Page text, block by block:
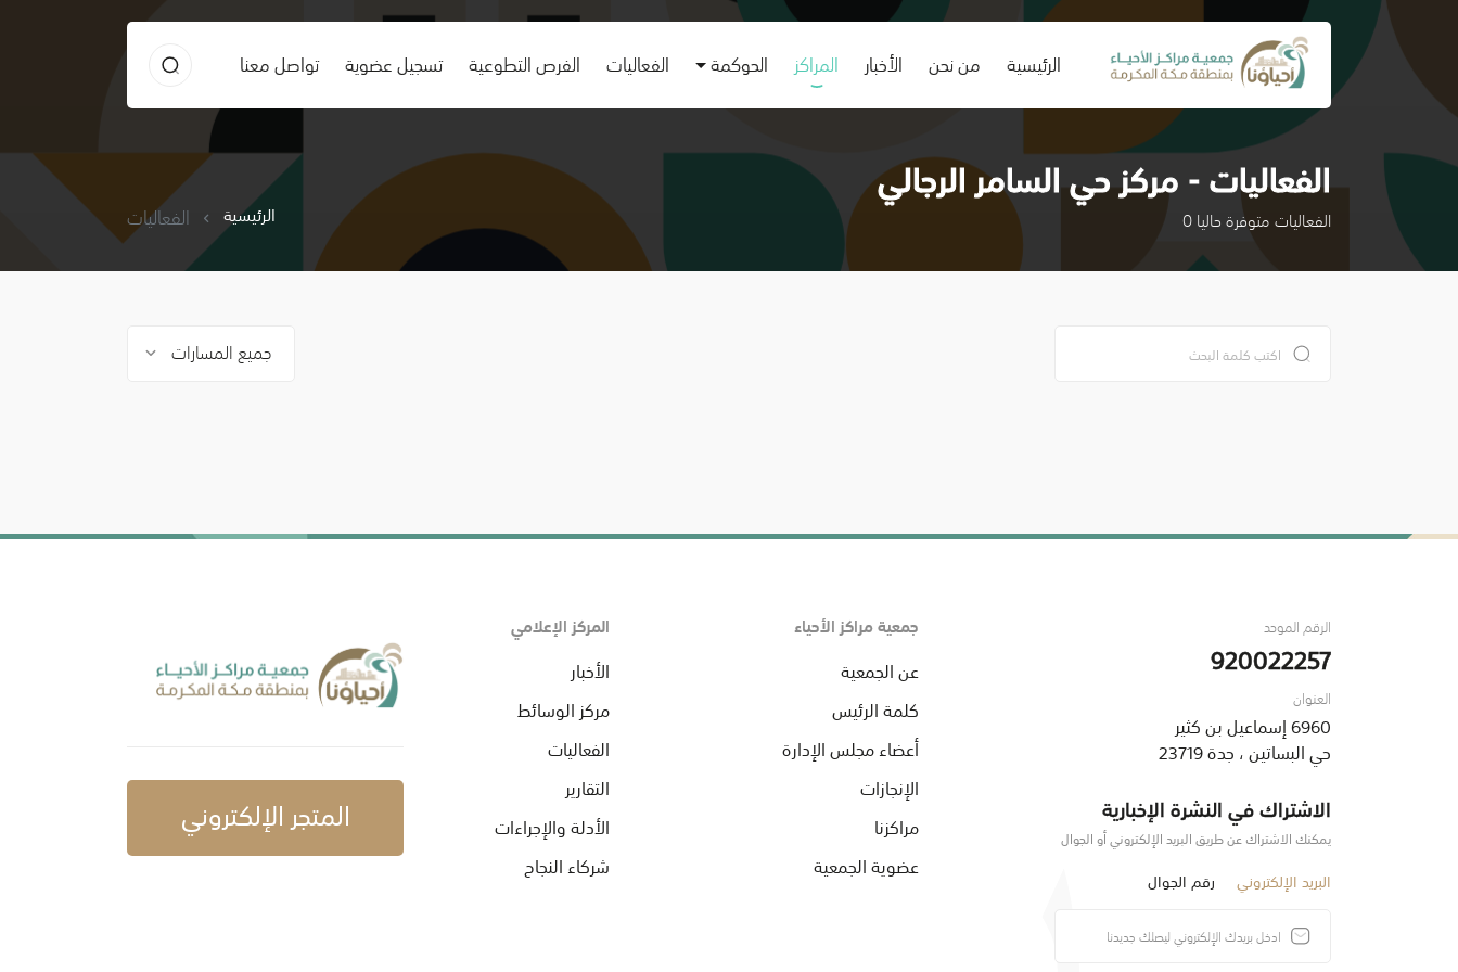
الرئيسية
(current) من نحن الأخبار المراكز الحوكمة الفعاليات الفرص التطوعية تسجيل عضوية تواصل معنا
الفعاليات - مركز حي السامر الرجالي
الفعاليات متوفرة حاليا 0 الرئيسية الفعاليات
جميع المسارات
الرقم الموحد
920022257
العنوان
6960 إسماعيل بن كثير
حي البساتين ، جدة 23719
الاشتراك في النشرة الإخبارية
يمكنك الاشتراك عن طريق البريد الإلكتروني أو الجوال
البريد الإلكتروني رقم الجوال
جمعية مراكز الأحياء
عن الجمعية
كلمة الرئيس
أعضاء مجلس الإدارة
الإنجازات
مراكزنا
عضوية الجمعية
المركز الإعلامي
الأخبار
مركز الوسائط
الفعاليات
التقارير
الأدلة والإجراءات
شركاء النجاح
المتجر الإلكتروني